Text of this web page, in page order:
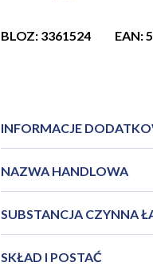
BLOZ: 3361524 EAN:
INFORMACJE
NAZWA HANDLOWA
SUBSTANCJA CZYNNA
SKŁAD I POSTAĆ